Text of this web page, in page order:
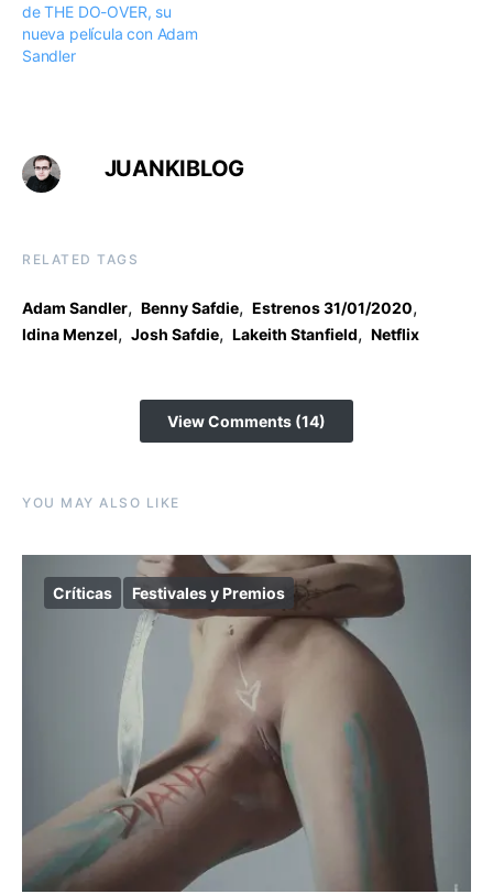
de THE DO-OVER, su
nueva película con Adam
Sandler
JUANKIBLOG
RELATED TAGS
Adam Sandler, Benny Safdie, Estrenos 31/01/2020,
Idina Menzel, Josh Safdie, Lakeith Stanfield, Netflix
View Comments (14)
YOU MAY ALSO LIKE
Críticas Festivales y Premios